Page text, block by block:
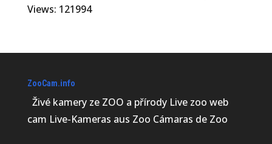
Views: 121994
ZooCam.info
Živé kamery ze ZOO a přírody Live zoo web
cam Live-Kameras aus Zoo Cámaras de Zoo